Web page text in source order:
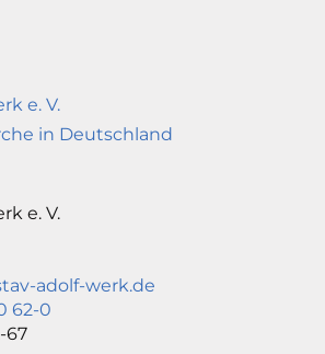
e. V.
in Deutschland
e. V.
adolf-werk.de
62-0
67